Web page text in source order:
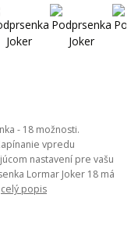
- 18 možnosti.
vpredu
nastavení pre vašu
Lormar Joker 18 má
celý popis